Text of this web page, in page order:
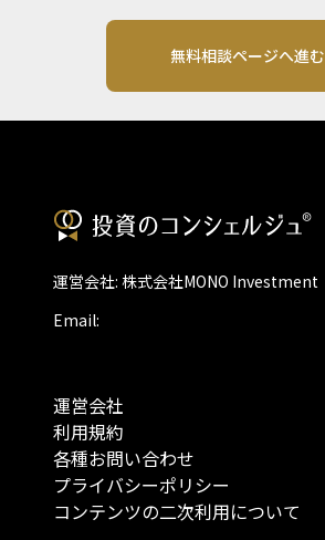
無料相談ページへ進む
運営会社: 株式会社MONO Investment
Email:
運営会社
利用規約
各種お問い合わせ
プライバシーポリシー
コンテンツの二次利用について